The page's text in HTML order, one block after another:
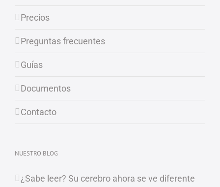
Precios
Preguntas frecuentes
Guías
Documentos
Contacto
NUESTRO BLOG
¿Sabe leer? Su cerebro ahora se ve diferente